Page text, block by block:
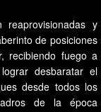
reaprovisionadas y
de posiciones
recibiendo fuego a
desbaratar el
desde todos los
de la época